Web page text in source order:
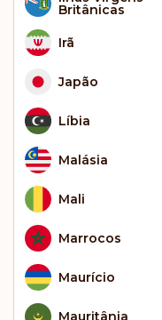
Britânicas
Irã
Japão
Líbia
Malásia
Mali
Marrocos
Maurício
Mauritânia